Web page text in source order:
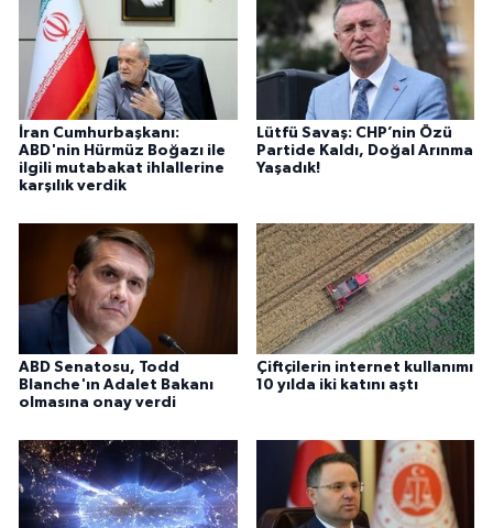
İran Cumhurbaşkanı:
ABD'nin Hürmüz Boğazı ile
ilgili mutabakat ihlallerine
karşılık verdik
Lütfü Savaş: CHP’nin Özü
Partide Kaldı, Doğal Arınma
Yaşadık!
ABD Senatosu, Todd
Blanche'ın Adalet Bakanı
olmasına onay verdi
Çiftçilerin internet kullanımı
10 yılda iki katını aştı